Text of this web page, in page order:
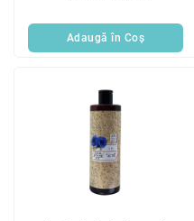
Adaugă în Coş